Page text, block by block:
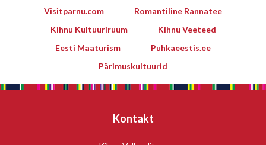
Visitparnu.com
Romantiline Rannatee
Kihnu Kultuuriruum
Kihnu Veeteed
Eesti Maaturism
Puhkaeestis.ee
Pärimuskultuurid
Kontakt